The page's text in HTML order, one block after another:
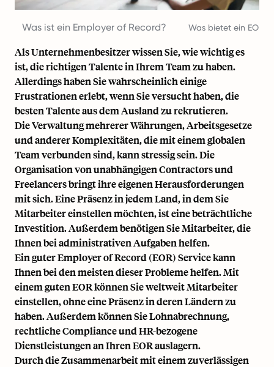
Was ist ein Employer of Record? Was bietet ein EOR-
Als Unternehmenbesitzer wissen Sie, wie wichtig es
ist, die richtigen Talente in Ihrem Team zu haben.
Allerdings haben Sie wahrscheinlich einige
Frustrationen erlebt, wenn Sie versucht haben, die
besten Talente aus dem Ausland zu rekrutieren.
Die Verwaltung mehrerer Währungen, Arbeitsgesetze
und anderer Komplexitäten, die mit einem globalen
Team verbunden sind, kann stressig sein. Die
Organisation von unabhängigen Contractors und
Freelancersbringt ihre eigenen Herausforderungen
mit sich. Eine Präsenz in jedem Land, in dem Sie
Mitarbeiter einstellen möchten, ist eine beträchtliche
Investition. Außerdem benötigen Sie Mitarbeiter, die
Ihnen bei administrativen Aufgaben helfen.
Ein guter Employer of Record (EOR) Service kann
Ihnen bei den meisten dieser Probleme helfen. Mit
einem guten EOR können Sie weltweit Mitarbeiter
einstellen, ohne eine Präsenz in deren Ländern zu
haben. Außerdem können Sie Lohnabrechnung,
rechtliche Compliance und HR-bezogene
Dienstleistungen an Ihren EOR auslagern.
Durch die Zusammenarbeit mit einem zuverlässigen